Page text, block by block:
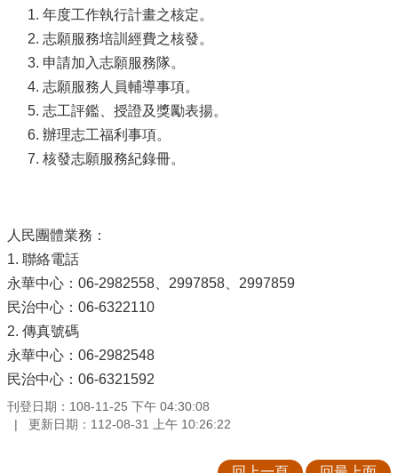
年度工作執行計畫之核定。
志願服務培訓經費之核發。
申請加入志願服務隊。
志願服務人員輔導事項。
志工評鑑、授證及獎勵表揚。
辦理志工福利事項。
核發志願服務紀錄冊。
人民團體業務：
1. 聯絡電話
永華中心：06-2982558、2997858、2997859
民治中心：06-6322110
2. 傳真號碼
永華中心：06-2982548
民治中心：06-6321592
刊登日期：108-11-25 下午 04:30:08
更新日期：112-08-31 上午 10:26:22